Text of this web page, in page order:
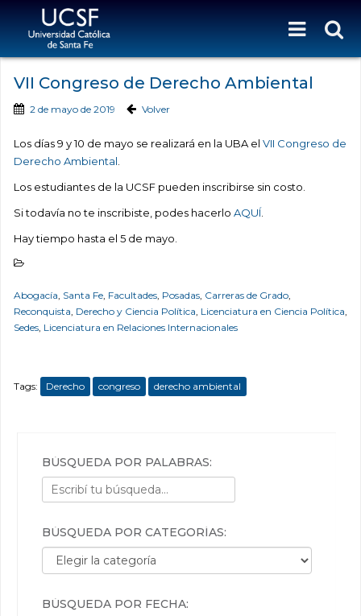
VII Congreso de Derecho Ambiental
2 de mayo de 2019 Volver
Los días 9 y 10 de mayo se realizará en la UBA el VII Congreso de
Derecho Ambiental
Los estudiantes de la UCSF pueden inscribirse sin costo.
Si todavía no te inscribiste, podes hacerlo AQUÍ
Hay tiempo hasta el 5 de mayo.
Abogacía, Santa Fe, Facultades, Posadas, Carreras de Grado,
Reconquista, Derecho y Ciencia Política, Licenciatura en Ciencia Política,
Sedes, Licenciatura en Relaciones Internacionales
Tags: Derecho congreso derecho ambiental
BÚSQUEDA POR PALABRAS:
BÚSQUEDA POR CATEGORÍAS:
Búsqueda por categorías:
BÚSQUEDA POR FECHA: